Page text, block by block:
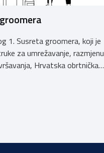
1. Susreta groomera, koji je
za umrežavanje, razmjenu
Hrvatska obrtnička